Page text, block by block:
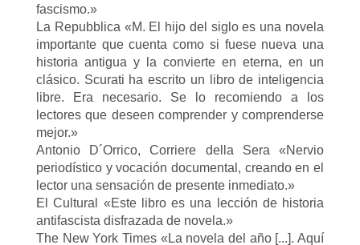
fascismo.»
La Repubblica «M. El hijo del siglo es una novela
importante que cuenta como si fuese nueva una
historia antigua y la convierte en eterna, en un
clásico. Scurati ha escrito un libro de inteligencia
libre. Era necesario. Se lo recomiendo a los
lectores que deseen comprender y comprenderse
mejor.»
Antonio D´Orrico, Corriere della Sera «Nervio
periodístico y vocación documental, creando en el
lector una sensación de presente inmediato.»
El Cultural «Este libro es una lección de historia
antifascista disfrazada de novela.»
The New York Times «La novela del año [...]. Aquí